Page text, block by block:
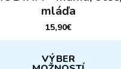
mláďa
15,90€
VÝBER